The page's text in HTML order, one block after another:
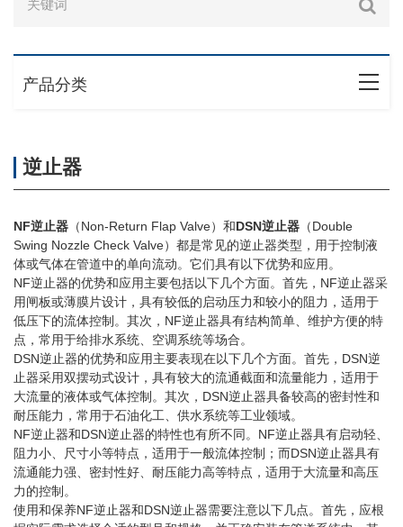
产品分类
逆止器
NF逆止器 （Non-Return Flap Valve）和DSN逆止器 （Double
Swing Nozzle Check Valve）都是常见的逆止器类型，用于控制液
体或气体在管道中的单向流动。它们具有以下优势和应用。
NF逆止器的优势和应用主要包括以下几个方面。首先，NF逆止器采
用闸板或薄膜片设计，具有较低的启动压力和较小的阻力，适用于
低压下的流体控制。其次，NF逆止器具有结构简单、维护方便的特
点，常用于给排水系统、空调系统等场合。
DSN逆止器的优势和应用主要表现在以下几个方面。首先，DSN逆
止器采用双摆动式设计，具有较大的流通截面和流量能力，适用于
大流量的液体或气体控制。其次，DSN逆止器具备较高的密封性和
耐压能力，常用于石油化工、供水系统等工业领域。
NF逆止器和DSN逆止器的特性也有所不同。NF逆止器具有启动轻、
阻力小、尺寸小等特点，适用于一般流体控制；而DSN逆止器具有
流通能力强、密封性好、耐压能力高等特点，适用于大流量和高压
力的控制。
使用和保养NF逆止器和DSN逆止器需要注意以下几点。首先，应根